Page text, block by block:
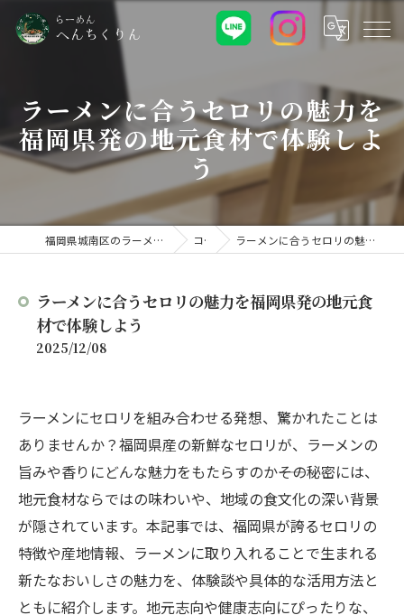
ラーメンに合うセロリの魅力を
福岡県発の地元食材で体験しよ
う
福岡県城南区のラーメンなららーめん へんちくりん コラム ラーメンに合うセロリの魅力を福岡県発の地元食材で体験しよう
ラーメンに合うセロリの魅力を福岡県発の地元食
材で体験しよう
2025/12/08
ラーメンにセロリを組み合わせる発想、驚かれたことは
ありませんか？福岡県産の新鮮なセロリが、ラーメンの
旨みや香りにどんな魅力をもたらすのか――その秘密には、
地元食材ならではの味わいや、地域の食文化の深い背景
が隠されています。本記事では、福岡県が誇るセロリの
特徴や産地情報、ラーメンに取り入れることで生まれる
新たなおいしさの魅力を、体験談や具体的な活用方法と
ともに紹介します。地元志向や健康志向にぴったりな、